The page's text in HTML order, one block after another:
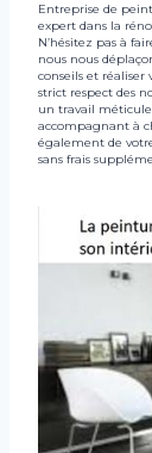
Entreprise de
expert dans la
N’hésitez pas à
nous nous
conseils et
strict respect des
un travail
accompagnant à
également de
sans frais